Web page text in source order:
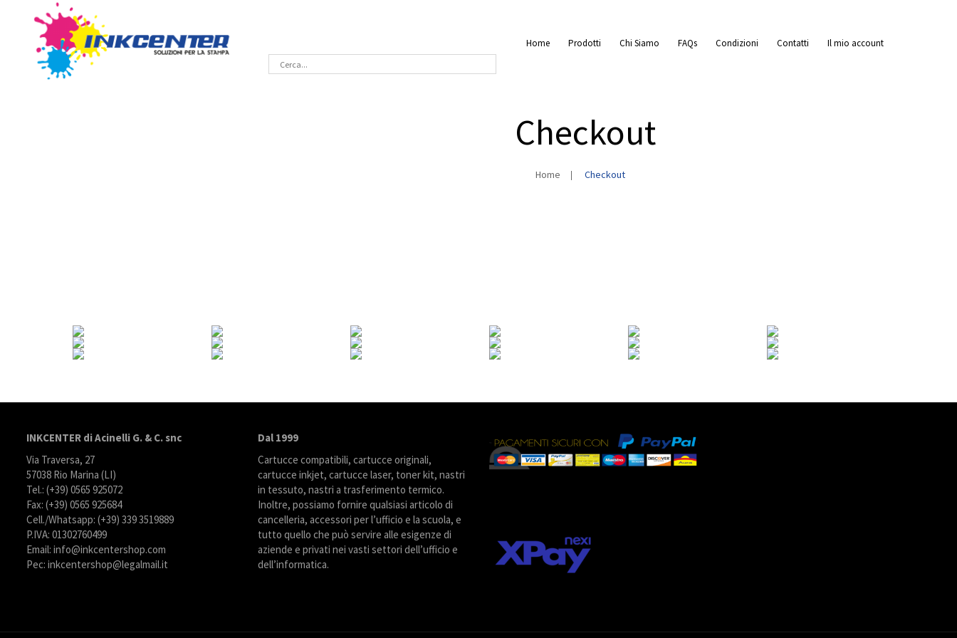
Home Prodotti Chi Siamo FAQs Condizioni Contatti Il mio account
Checkout
Home Checkout
INKCENTER di Acinelli G. & C. snc
Via Traversa, 27
57038 Rio Marina (LI)
Tel.: (+39) 0565 925072
Fax: (+39) 0565 925684
Cell./Whatsapp: (+39) 339 3519889
P.IVA: 01302760499
Email: info@inkcentershop.com
Pec: inkcentershop@legalmail.it
Dal 1999
Cartucce compatibili, cartucce originali,
cartucce inkjet, cartucce laser, toner kit, nastri
in tessuto, nastri a trasferimento termico.
Inoltre, possiamo fornire qualsiasi articolo di
cancelleria, accessori per l’ufficio e la scuola, e
tutto quello che può servire alle esigenze di
aziende e privati nei vasti settori dell’ufficio e
dell’informatica.